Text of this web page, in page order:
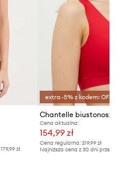
179,99 zł
extra -5% z kodem: OFF*
Chantelle biustonosz
Cena aktualna:
154,99 zł
Cena regularna: 219,99 zł
Najniższa cena z 30 dni przed obniżką: